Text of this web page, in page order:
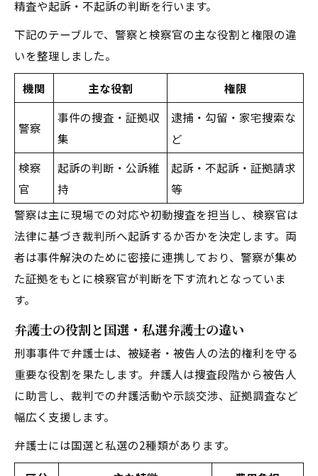
精査や起訴・不起訴の判断を行います。
下記のテーブルで、警察と検察官の主な役割と権限の違
いを整理しました。
機関 主な役割 権限
警察
事件の捜査・証拠収
集
逮捕・勾留・家宅捜索な
ど
検察
官
起訴の判断・公訴維
持
起訴・不起訴・証拠請求
等
警察は主に現場での対応や初動捜査を担当し、検察官は
法律に基づき裁判所へ起訴するか否かを決定します。両
者は事件解決のために密接に連携しており、警察が集め
た証拠をもとに検察官が判断を下す流れとなっていま
す。
弁護士の役割と国選・私選弁護士の違い
刑事事件で弁護士は、被疑者・被告人の法的権利を守る
重要な役割を果たします。弁護人は捜査段階から被告人
に助言し、裁判での弁護活動や示談交渉、証拠調査など
幅広く支援します。
弁護士には国選と私選の2種類があります。